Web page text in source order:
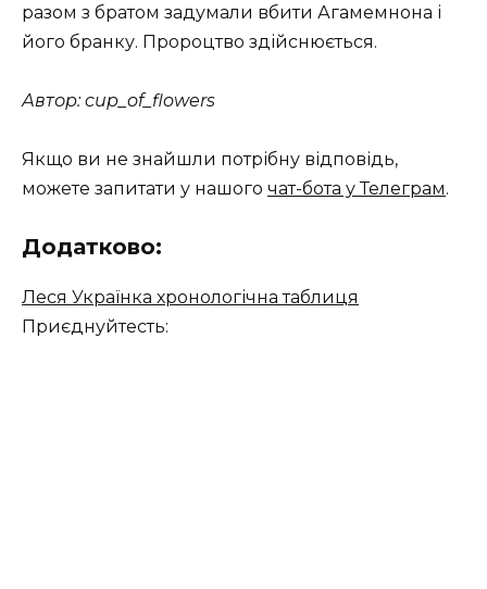
разом з братом задумали вбити Агамемнона і
його бранку. Пророцтво здійснюється.
Автор: cup_of_flowers
Якщо ви не знайшли потрібну відповідь,
можете запитати у нашого чат-бота у Телеграм.
Додатково:
Леся Українка хронологічна таблиця
Приєднуйтесть: